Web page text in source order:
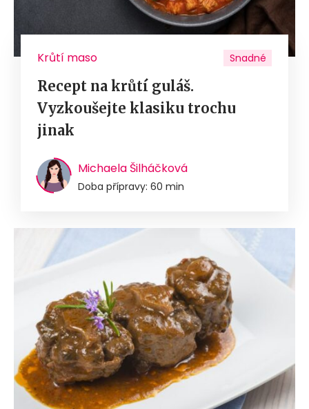
Krůtí maso Snadné
Recept na krůtí guláš.
Vyzkoušejte klasiku trochu
jinak
Michaela Šilháčková
Doba přípravy: 60 min